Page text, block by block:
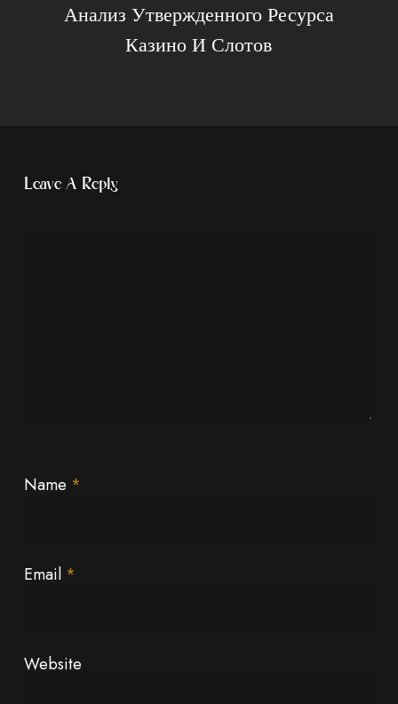
Анализ Утвержденного Ресурса
Казино И Слотов
Leave A Reply
Name *
Email *
Website